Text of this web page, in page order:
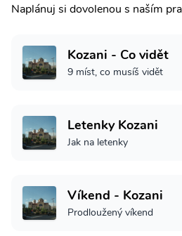
Naplánuj si dovolenou s naším
Kozani - Co vidět
9 míst, co musíš vidět
Letenky Kozani
Jak na letenky
Víkend - Kozani
Prodloužený víkend